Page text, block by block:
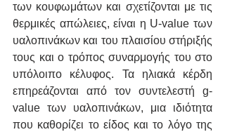
των κουφωμάτων και σχετίζονται με τις
θερμικές απώλειες, είναι η U-value των
υαλοπινάκων και του πλαισίου στήριξής
τους και ο τρόπος συναρμογής του στο
υπόλοιπο κέλυφος. Τα ηλιακά κέρδη
επηρεάζονται από τον συντελεστή g-
value των υαλοπινάκων, μια ιδιότητα
που καθορίζει το είδος και το λόγο της